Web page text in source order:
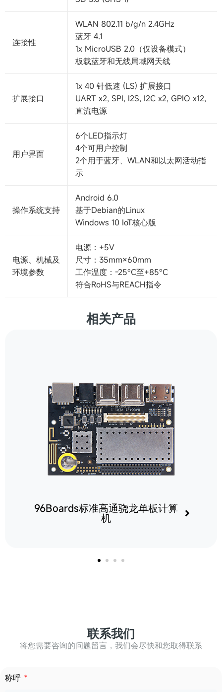
连接性
WLAN 802.11 b/g/n 2.4GHz
蓝牙 4.1
1x MicroUSB 2.0（仅设备模式）
板载蓝牙和无线局域网天线
扩展接口
1x 40 针低速 (LS) 扩展接口
UART x2, SPI, I2S, I2C x2, GPIO x12,
直流电源
用户界面
6个LED指示灯
4个可用户控制
2个用于蓝牙、WLAN和以太网活动指
示
操作系统支持
Android 6.0
基于Debian的Linux
Windows 10 IoT核心版
电源、机械及
环境参数
电源：+5V
尺寸：35mm×60mm
工作温度：-25°C至+85°C
符合RoHS与REACH指令
相关产品
96Boards标准高通骁龙单板计算
机
联系我们
将您需要咨询的问题留言，我们会尽快和您取得联系
称呼